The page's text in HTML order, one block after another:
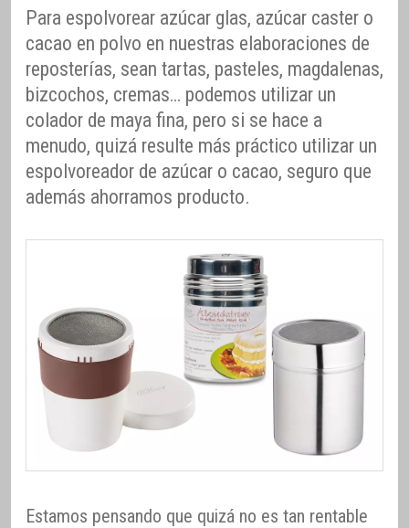
Para espolvorear azúcar glas, azúcar caster o
cacao en polvo en nuestras elaboraciones de
reposterías, sean tartas, pasteles, magdalenas,
bizcochos, cremas… podemos utilizar un
colador de maya fina, pero si se hace a
menudo, quizá resulte más práctico utilizar un
espolvoreador de azúcar o cacao, seguro que
además ahorramos producto.
Estamos pensando que quizá no es tan rentable